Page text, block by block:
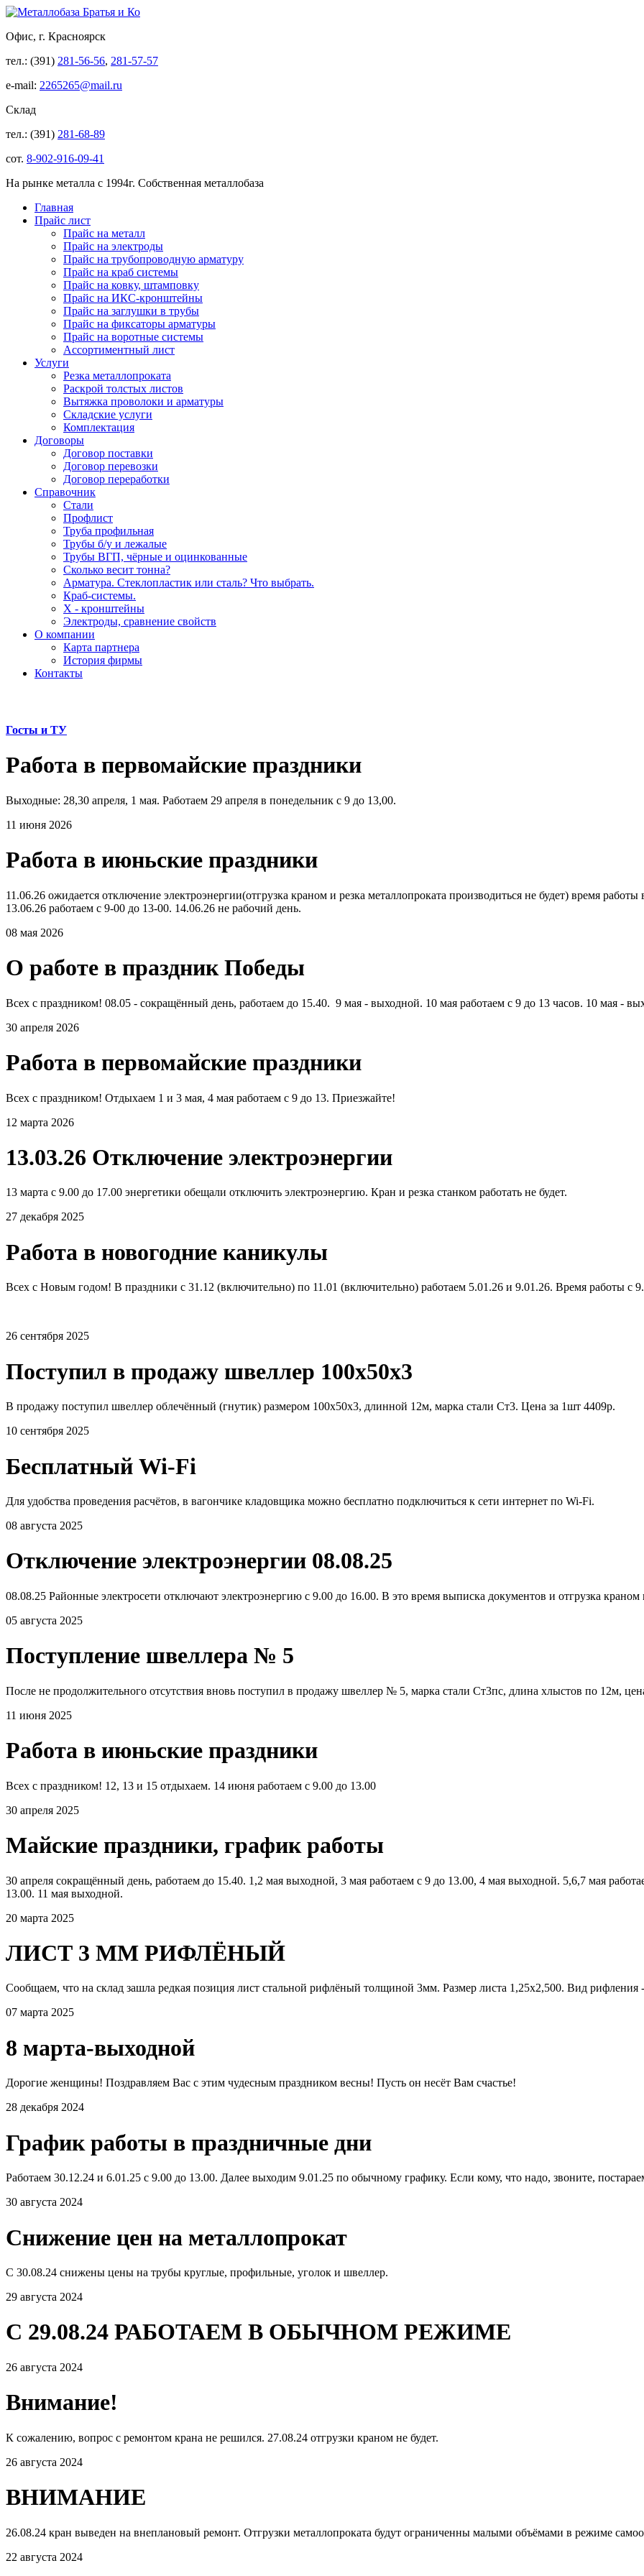
Офис, г. Красноярск
тел.: (391) 281-56-56, 281-57-57
e-mail: 2265265@mail.ru
Склад
тел.: (391) 281-68-89
сот. 8-902-916-09-41
На рынке металла с 1994г. Собственная металлобаза
Главная
Прайс лист
Прайс на металл
Прайс на электроды
Прайс на трубопроводную арматуру
Прайс на краб системы
Прайс на ковку, штамповку
Прайс на ИКС-кронштейны
Прайс на заглушки в трубы
Прайс на фиксаторы арматуры
Прайс на воротные системы
Ассортиментный лист
Услуги
Резка металлопроката
Раскрой толстых листов
Вытяжка проволоки и арматуры
Складские услуги
Комплектация
Договоры
Договор поставки
Договор перевозки
Договор переработки
Справочник
Стали
Профлист
Труба профильная
Трубы б/у и лежалые
Трубы ВГП, чёрные и оцинкованные
Сколько весит тонна?
Арматура. Стеклопластик или сталь? Что выбрать.
Краб-системы.
Х - кронштейны
Электроды, сравнение свойств
О компании
Карта партнера
История фирмы
Контакты
Госты и ТУ
Работа в первомайские праздники
Выходные: 28,30 апреля, 1 мая. Работаем 29 апреля в понедельник с 9 до 13,00.
11 июня 2026
Работа в июньские праздники
11.06.26 ожидается отключение электроэнергии(отгрузка краном и резка металлопроката производиться не будет) время
13.06.26 работаем с 9-00 до 13-00. 14.06.26 не рабочий день.
08 мая 2026
О работе в праздник Победы
Всех с праздником! 08.05 - сокращённый день, работаем до 15.40. 9 мая - выходной. 10 мая работаем с 9 до 13 часов. 10 мая -
30 апреля 2026
Работа в первомайские праздники
Всех с праздником! Отдыхаем 1 и 3 мая, 4 мая работаем с 9 до 13. Приезжайте!
12 марта 2026
13.03.26 Отключение электроэнергии
13 марта с 9.00 до 17.00 энергетики обещали отключить электроэнергию. Кран и резка станком работать не будет.
27 декабря 2025
Работа в новогодние каникулы
Всех с Новым годом! В праздники с 31.12 (включительно) по 11.01 (включительно) работаем 5.01.26 и 9.01.26. Время работы с
26 сентября 2025
Поступил в продажу швеллер 100х50х3
В продажу поступил швеллер облечённый (гнутик) размером 100х50х3, длинной 12м, марка стали Ст3. Цена за 1шт 4409р.
10 сентября 2025
Бесплатный Wi-Fi
Для удобства проведения расчётов, в вагончике кладовщика можно бесплатно подключиться к сети интернет по Wi-Fi.
08 августа 2025
Отключение электроэнергии 08.08.25
08.08.25 Районные электросети отключают электроэнергию с 9.00 до 16.00. В это время выписка документов и отгрузка краном
05 августа 2025
Поступление швеллера № 5
После не продолжительного отсутствия вновь поступил в продажу швеллер № 5, марка стали Ст3пс, длина хлыстов по 12м,
11 июня 2025
Работа в июньские праздники
Всех с праздником! 12, 13 и 15 отдыхаем. 14 июня работаем с 9.00 до 13.00
30 апреля 2025
Майские праздники, график работы
30 апреля сокращённый день, работаем до 15.40. 1,2 мая выходной, 3 мая работаем с 9 до 13.00, 4 мая выходной. 5,6,7 мая
13.00. 11 мая выходной.
20 марта 2025
ЛИСТ 3 ММ РИФЛЁНЫЙ
Сообщаем, что на склад зашла редкая позиция лист стальной рифлёный толщиной 3мм. Размер листа 1,25х2,500. Вид рифления
07 марта 2025
8 марта-выходной
Дорогие женщины! Поздравляем Вас с этим чудесным праздником весны! Пусть он несёт Вам счастье!
28 декабря 2024
График работы в праздничные дни
Работаем 30.12.24 и 6.01.25 с 9.00 до 13.00. Далее выходим 9.01.25 по обычному графику. Если кому, что надо, звоните,
30 августа 2024
Снижение цен на металлопрокат
С 30.08.24 снижены цены на трубы круглые, профильные, уголок и швеллер.
29 августа 2024
С 29.08.24 РАБОТАЕМ В ОБЫЧНОМ РЕЖИМЕ
26 августа 2024
Внимание!
К сожалению, вопрос с ремонтом крана не решился. 27.08.24 отгрузки краном не будет.
26 августа 2024
ВНИМАНИЕ
26.08.24 кран выведен на внеплановый ремонт. Отгрузки металлопроката будут ограниченны малыми объёмами в режиме
22 августа 2024